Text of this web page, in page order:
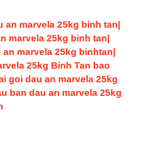
an marvela 25kg binh tan|
marvela 25kg binh tan|
marvela 25kg binhtan|
25kg Binh Tan bao
goi dau an marvela 25kg
ban dau an marvela 25kg